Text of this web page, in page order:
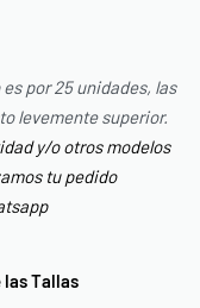
por 25 unidades, las
levemente superior.
y/o otros modelos
tu pedido
Tallas